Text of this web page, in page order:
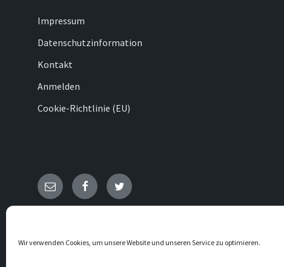
Wir verwenden Cookies, um unsere Website und unseren Service zu optimieren.
Impressum
Datenschutzinformation
Kontakt
Anmelden
Cookie-Richtlinie (EU)
E- FacebookTwitter